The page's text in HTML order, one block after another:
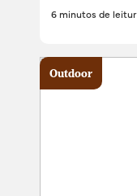
6 minutos de
Outdoor